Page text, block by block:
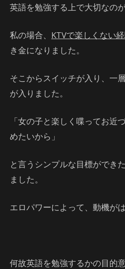
英語を勉強する上で大切なの
私の場合、 KTVで楽しくない
き金になりました。
そこからスイッチが入り、一
が入りました。
「女の子と楽しく喋ってお近
めたいから」
と言うシンプルな目標ができ
ました。
エロパワーによって、動機が
何故英語を勉強するかの目的